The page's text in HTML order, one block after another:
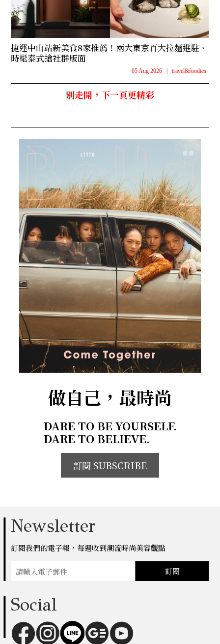
捷運中山站新美食8家推薦！兩大東京百大拉麵進駐、
時髦泰式搶社群版面
05 Aug 2026 travel&foodies
別走開，下一頁更精彩
做自己，最時尚
DARE TO BE YOURSELF.
DARE TO BELIEVE.
訂閱 SUBSCRIBE
Newsletter
訂閱我們的電子報，每週收到潮流時尚美容觀點
訂閱
Social